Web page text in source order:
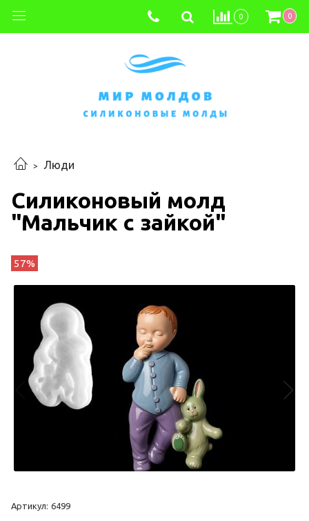
0 0
Люди
Силиконовый молд
"Мальчик с зайкой"
57%
Артикул: 6499